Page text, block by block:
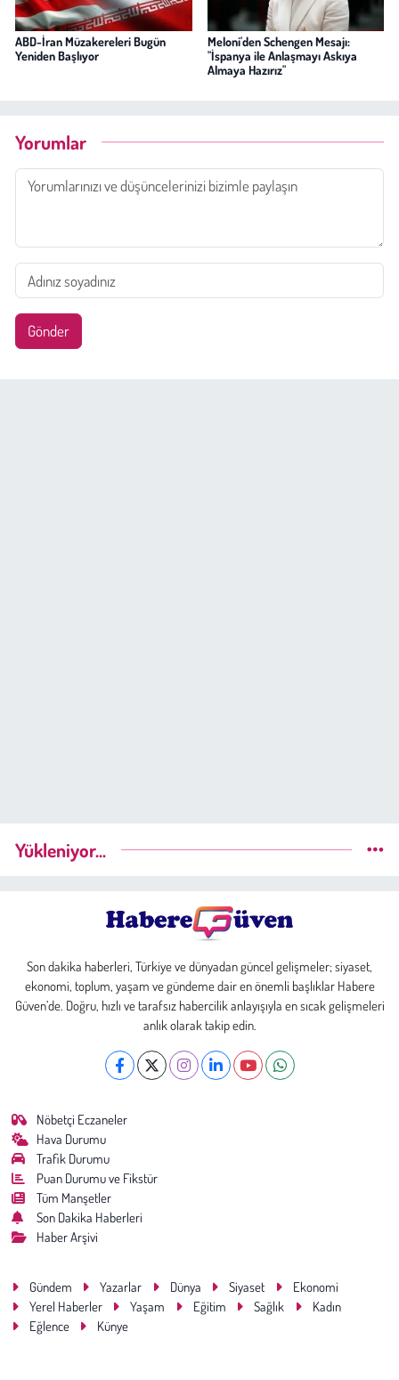
ABD-İran Müzakereleri Bugün
Yeniden Başlıyor
Meloni'den Schengen Mesajı:
"İspanya ile Anlaşmayı Askıya
Almaya Hazırız"
Yorumlar
Gönder
Yükleniyor...
Son dakika haberleri, Türkiye ve dünyadan güncel gelişmeler; siyaset,
ekonomi, toplum, yaşam ve gündeme dair en önemli başlıklar Habere
Güven’de. Doğru, hızlı ve tarafsız habercilik anlayışıyla en sıcak gelişmeleri
anlık olarak takip edin.
Nöbetçi Eczaneler
Hava Durumu
Trafik Durumu
Puan Durumu ve Fikstür
Tüm Manşetler
Son Dakika Haberleri
Haber Arşivi
Gündem Yazarlar Dünya Siyaset
Ekonomi
Yerel Haberler
Yaşam Eğitim Sağlık
Kadın
Eğlence
Künye